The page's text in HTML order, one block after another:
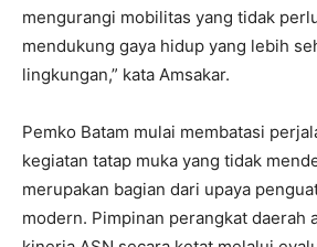
mengurangi mobilitas yang tidak
mendukung gaya hidup yang lebih
lingkungan,” kata Amsakar.
Pemko Batam mulai membatasi
kegiatan tatap muka yang tidak
merupakan bagian dari upaya
modern. Pimpinan perangkat daerah